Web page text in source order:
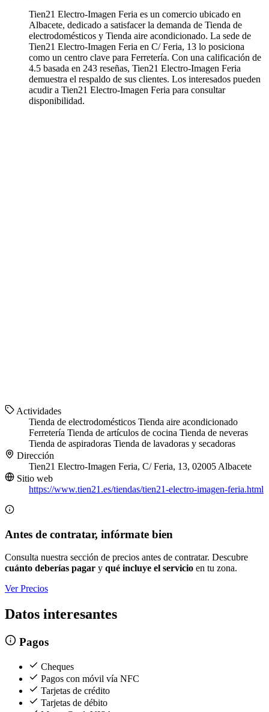
Tien21 Electro-Imagen Feria es un comercio ubicado en
Albacete, dedicado a satisfacer la demanda de Tienda de
electrodomésticos y Tienda aire acondicionado. La sede de
Tien21 Electro-Imagen Feria en C/ Feria, 13 lo posiciona
como un centro clave para Ferretería. Con una calificación de
4.5 basada en 243 reseñas, Tien21 Electro-Imagen Feria
demuestra el respaldo de sus clientes. Los interesados pueden
acudir a Tien21 Electro-Imagen Feria para consultar
disponibilidad.
Actividades
Tienda de electrodomésticos Tienda aire acondicionado
Ferretería Tienda de artículos de cocina Tienda de neveras
Tienda de aspiradoras Tienda de lavadoras y secadoras
Dirección
Tien21 Electro-Imagen Feria, C/ Feria, 13, 02005 Albacete
Sitio web
https://www.tien21.es/tiendas/tien21-electro-imagen-feria.html
Antes de contratar, infórmate bien
Consulta nuestra sección de precios antes de contratar. Descubre
cuánto deberías pagar y qué incluye el servicio en tu zona.
Ver Precios
Datos interesantes
Pagos
Cheques
Pagos con móvil vía NFC
Tarjetas de crédito
Tarjetas de débito